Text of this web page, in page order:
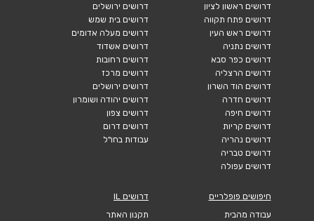
דרושים ראשון לציון
דרושים פתח תקווה
דרושים ראש העין
דרושים נתניה
דרושים כפר סבא
דרושים הרצליה
דרושים הוד השרון
דרושים חדרה
דרושים חיפה
דרושים קריות
דרושים נהריה
דרושים טבריה
דרושים עפולה
דרושים ירושלים
דרושים בית שמש
דרושים מעלה אדומים
דרושים אשדוד
דרושים רחובות
דרושים מרכז
דרושים ירושלים
דרושים יהודה ושומרון
דרושים צפון
דרושים דרום
עבודות בחו"ל
חיפושים פופלריים
עבודה מהבית
דרושים IL
תקנון האתר